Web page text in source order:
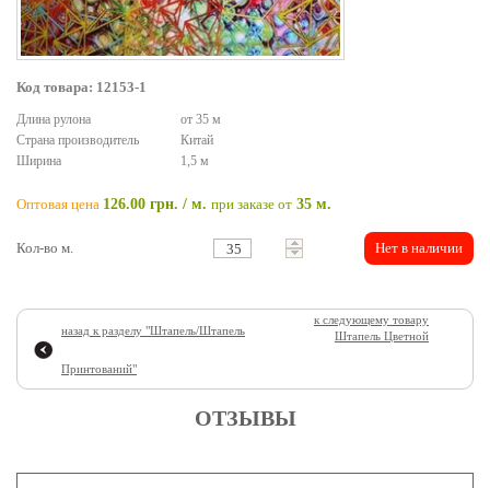
Код товара: 12153-1
Длина рулона
от 35 м
Страна производитель
Китай
Ширина
1,5 м
Оптовая цена 126.00 грн. / м. при заказе от 35 м.
Кол-во м. Нет в наличии
назад к разделу "Штапель/Штапель
Принтований"
к следующему товару
Штапель Цветной
ОТЗЫВЫ